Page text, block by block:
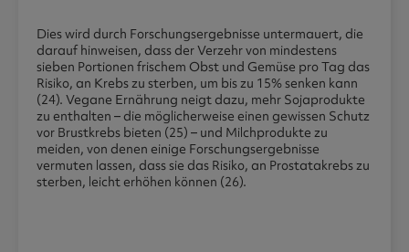
Dies wird durch Forschungsergebnisse untermauert, die
darauf hinweisen, dass der Verzehr von mindestens
sieben Portionen frischem Obst und Gemüse pro Tag das
Risiko, an Krebs zu sterben, um bis zu 15% senken kann
(24). Vegane Ernährung neigt dazu, mehr Sojaprodukte
zu enthalten – die möglicherweise einen gewissen Schutz
vor Brustkrebs bieten (25) – und Milchprodukte zu
meiden, von denen einige Forschungsergebnisse
vermuten lassen, dass sie das Risiko, an Prostatakrebs zu
sterben, leicht erhöhen können (26).